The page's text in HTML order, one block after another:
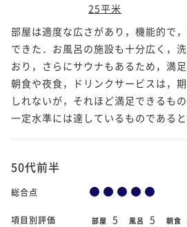
25平米
部屋は適度な広さがあり，機能的で
できた．お風呂の施設も十分広く，
おり，さらにサウナもあるため，満
朝食や夜食，ドリンクサービスは，
しれないが，それほど満足できるも
一定水準には達しているものであると
50代前半
総合点
項目別評価 部屋 5 風呂 5 朝食